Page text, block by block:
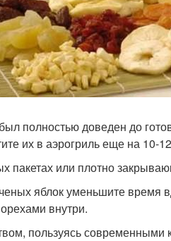
полностью доведен до
их в аэрогриль еще на 10-
пакетах или плотно
яблок уменьшите время
внутри.
пользуясь